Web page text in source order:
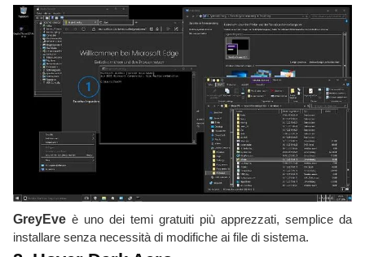
GreyEve è uno dei temi gratuiti più apprezzati, semplice da
installare senza necessità di modifiche ai file di sistema.